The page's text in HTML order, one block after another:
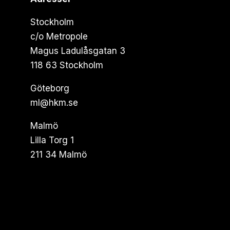
Stockholm
c/o Metropole
Magus Ladulåsgatan 3
118 63 Stockholm
Göteborg
ml@hkm.se
Malmö
Lilla Torg 1
211 34 Malmö